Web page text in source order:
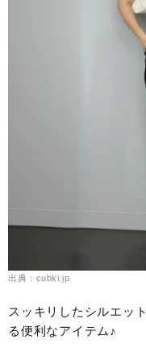
出典：cubki.jp
スッキリしたシルエッ
る便利なアイテム♪